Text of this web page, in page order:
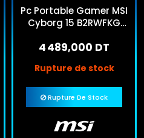
Pc Portable Gamer MSI
Cyborg 15 B2RWFKG
SSD RTX 5060
4 489,000 DT
Rupture de stock
Rupture De Stock